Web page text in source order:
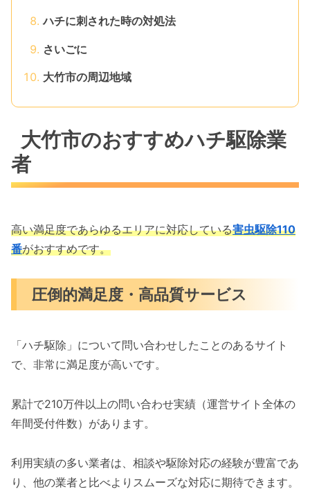
ハチに刺された時の対処法
さいごに
大竹市の周辺地域
大竹市のおすすめハチ駆除業
者
高い満足度であらゆるエリアに対応している害虫駆除110
番がおすすめです。
圧倒的満足度・高品質サービス
「ハチ駆除」について問い合わせしたことのあるサイト
で、非常に満足度が高いです。
累計で210万件以上の問い合わせ実績（運営サイト全体の
年間受付件数）があります。
利用実績の多い業者は、相談や駆除対応の経験が豊富であ
り、他の業者と比べよりスムーズな対応に期待できます。